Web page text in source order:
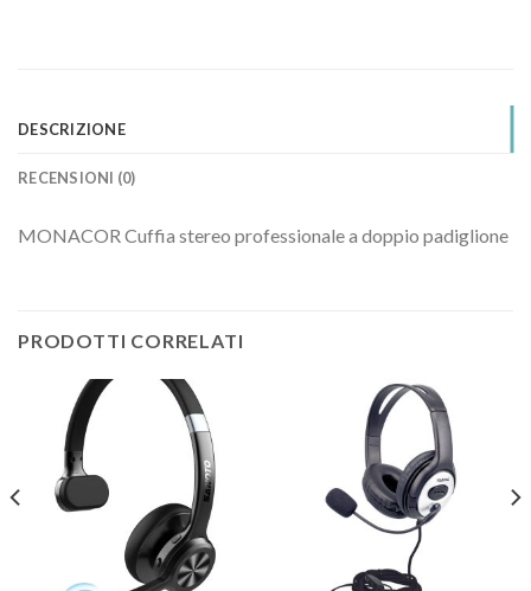
DESCRIZIONE
RECENSIONI (0)
MONACOR Cuffia stereo professionale a doppio padiglione
PRODOTTI CORRELATI